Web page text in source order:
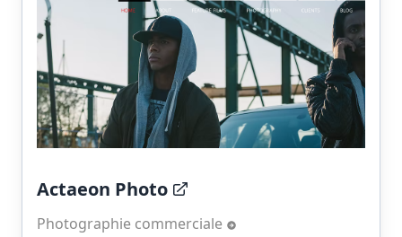
Actaeon Photo
Photographie commerciale